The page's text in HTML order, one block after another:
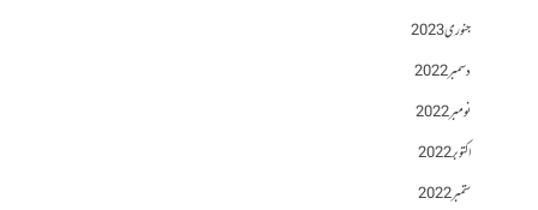
جنوری 2023
دسمبر 2022
نومبر 2022
اکتوبر 2022
ستمبر 2022